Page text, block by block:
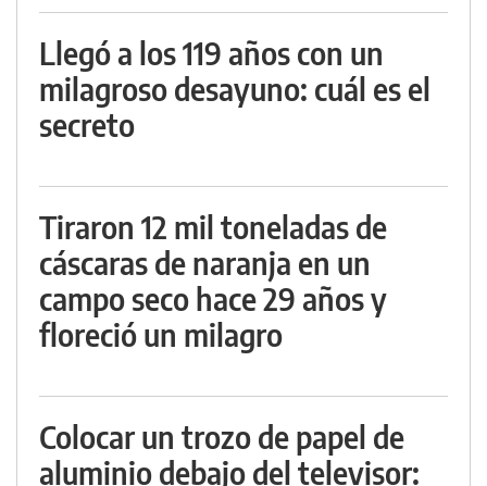
Llegó a los 119 años con un
milagroso desayuno: cuál es el
secreto
Tiraron 12 mil toneladas de
cáscaras de naranja en un
campo seco hace 29 años y
floreció un milagro
Colocar un trozo de papel de
aluminio debajo del televisor: